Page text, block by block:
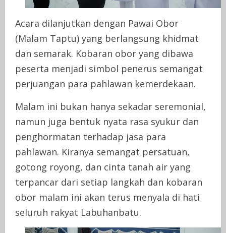
Acara dilanjutkan dengan Pawai Obor
(Malam Taptu) yang berlangsung khidmat
dan semarak. Kobaran obor yang dibawa
peserta menjadi simbol penerus semangat
perjuangan para pahlawan kemerdekaan.
Malam ini bukan hanya sekadar seremonial,
namun juga bentuk nyata rasa syukur dan
penghormatan terhadap jasa para
pahlawan. Kiranya semangat persatuan,
gotong royong, dan cinta tanah air yang
terpancar dari setiap langkah dan kobaran
obor malam ini akan terus menyala di hati
seluruh rakyat Labuhanbatu.